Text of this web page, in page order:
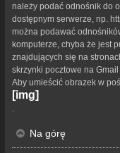
należy podać odnośnik do
dostępnym serwerze, np.
można podawać
komputerze, chyba że jest
znajdujących się na
skrzynki pocztowe na
Aby umieścić obrazek w
[img]
Na górę